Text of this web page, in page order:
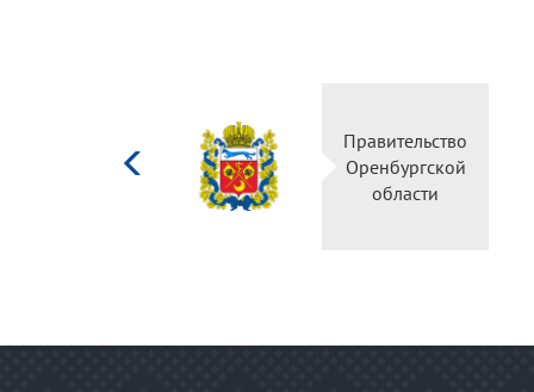
Министерство
культуры
Российской
федерации